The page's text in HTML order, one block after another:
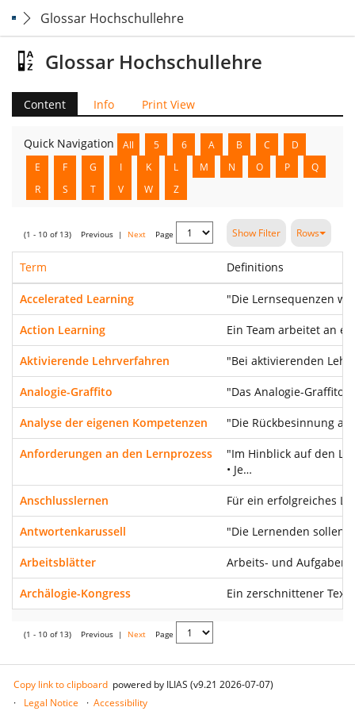
Glossar Hochschullehre
Glossar Hochschullehre
Content Info Print View
Quick Navigation All 5 6 A B C
D
E
F G I K L M N O P
Q
R
S T V W Z
(1 - 10 of 13) Previous | Next Page Show Filter Rows
Term Definitions
Accelerated Learning "Die Lernsequenzen
Action Learning Ein Team arbeitet an
Aktivierende Lehrverfahren "Bei aktivierenden
Analogie-Graffito "Das Analogie-Graffito
Analyse der eigenen Kompetenzen "Die Rückbesinnung
Anforderungen an den Lernprozess
"Im Hinblick auf den
• Je…
Anschlusslernen Für ein erfolgreiches
Antwortenkarussell "Die Lernenden sollen
Arbeitsblätter Arbeits- und
Archälogie-Kongress Ein zerschnittener
(1 - 10 of 13) Previous | Next Page
Copy link to clipboard powered by ILIAS (v9.21 2026-07-07)
Legal Notice
Accessibility